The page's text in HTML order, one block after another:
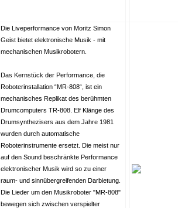
Die Liveperformance von Moritz Simon
Geist bietet elektronische Musik - mit
mechanischen Musikrobotern.
Das Kernstück der Performance, die
Roboterinstallation “MR-808“, ist ein
mechanisches Replikat des berühmten
Drumcomputers TR-808. Elf Klänge des
Drumsynthezisers aus dem Jahre 1981
wurden durch automatische
Roboterinstrumente ersetzt. Die meist nur
auf den Sound beschränkte Performance
elektronischer Musik wird so zu einer
raum- und sinnübergreifenden Darbietung.
Die Lieder um den Musikroboter "MR-808"
bewegen sich zwischen verspielter